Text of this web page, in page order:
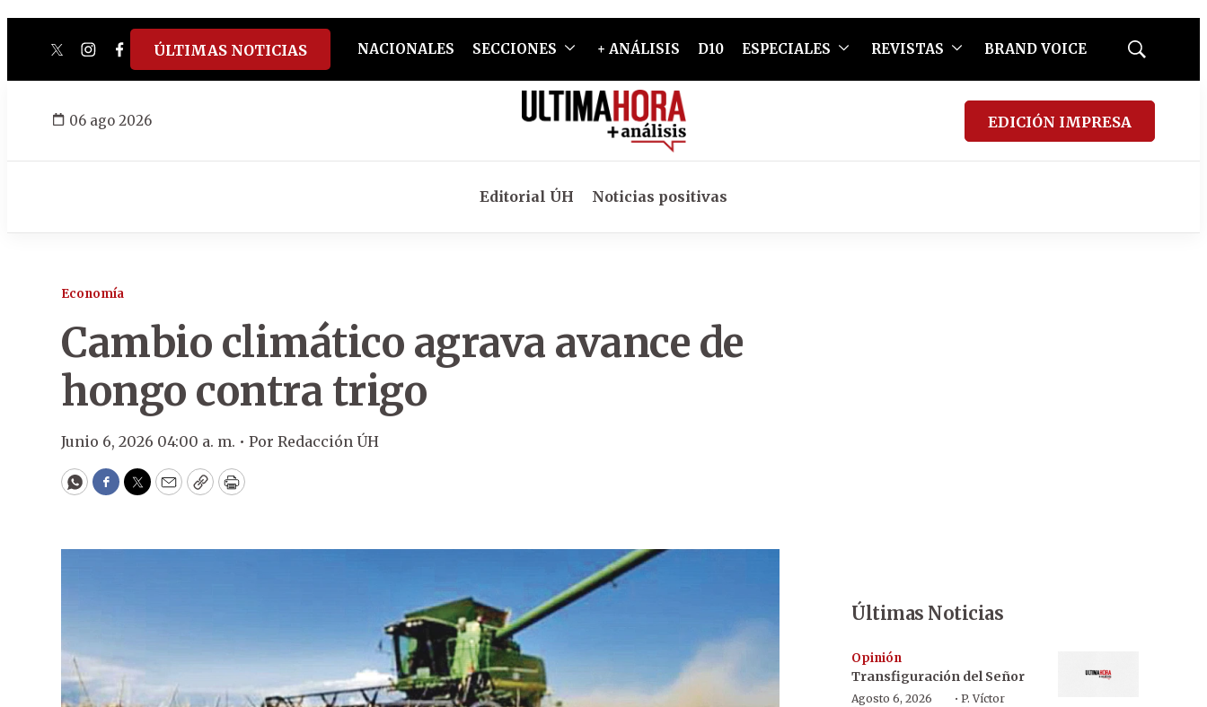
twitterinstagram
facebook
tiktokyoutube
spotify
ÚLTIMAS NOTICIAS NACIONALES SECCIONES + ANÁLISIS D10 ESPECIALES REVISTAS BRAND VOICE
Mostrar
06 ago 2026 EDICIÓN IMPRESA
Editorial ÚH Noticias positivas
Economía
Cambio climático agrava avance de
hongo contra trigo
Junio 6, 2026 04:00 a. m. • Por Redacción ÚH
WhatsApp
Facebook
Twitter
EmailCopyPrint
Últimas Noticias
Opinión
Transfiguración del Señor
Agosto 6, 2026
· P. Víctor